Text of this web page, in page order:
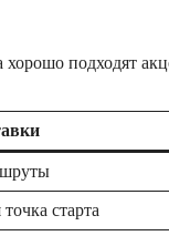
хорошо подходят
старта